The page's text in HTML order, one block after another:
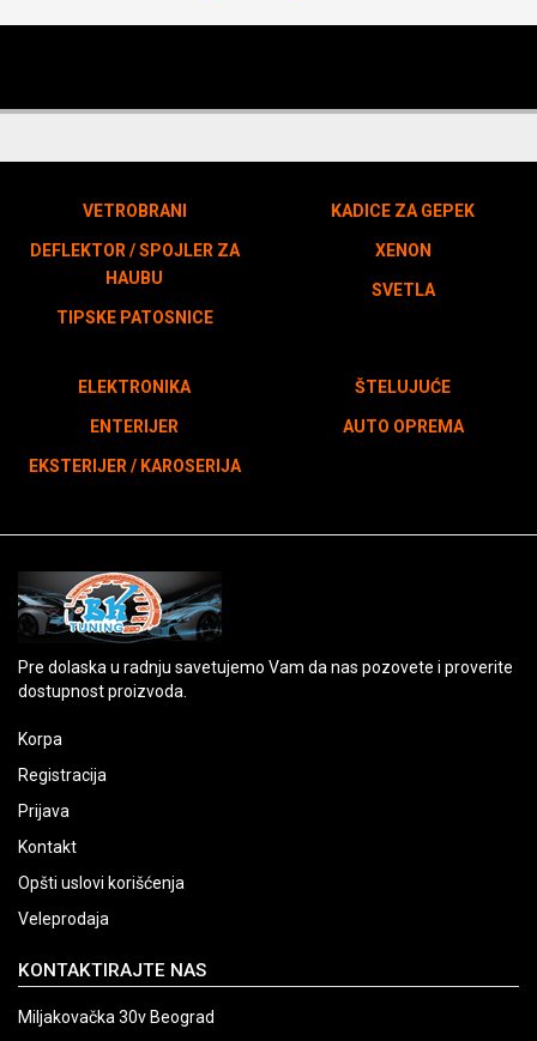
VETROBRANI
DEFLEKTOR / SPOJLER ZA
HAUBU
TIPSKE PATOSNICE
KADICE ZA GEPEK
XENON
SVETLA
ELEKTRONIKA
ENTERIJER
EKSTERIJER / KAROSERIJA
ŠTELUJUĆE
AUTO OPREMA
Pre dolaska u radnju savetujemo Vam da nas pozovete i proverite
dostupnost proizvoda.
Korpa
Registracija
Prijava
Kontakt
Opšti uslovi korišćenja
Veleprodaja
KONTAKTIRAJTE NAS
Miljakovačka 30v Beograd